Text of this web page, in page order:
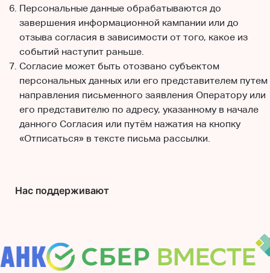
Персональные данные обрабатываются до
завершения информационной кампании или до
отзыва согласия в зависимости от того, какое из
событий наступит раньше.
Согласие может быть отозвано субъектом
персональных данных или его представителем путем
направления письменного заявления Оператору или
его представителю по адресу, указанному в начале
данного Согласия или путём нажатия на кнопку
«Отписаться» в тексте письма рассылки.
Нас поддерживают